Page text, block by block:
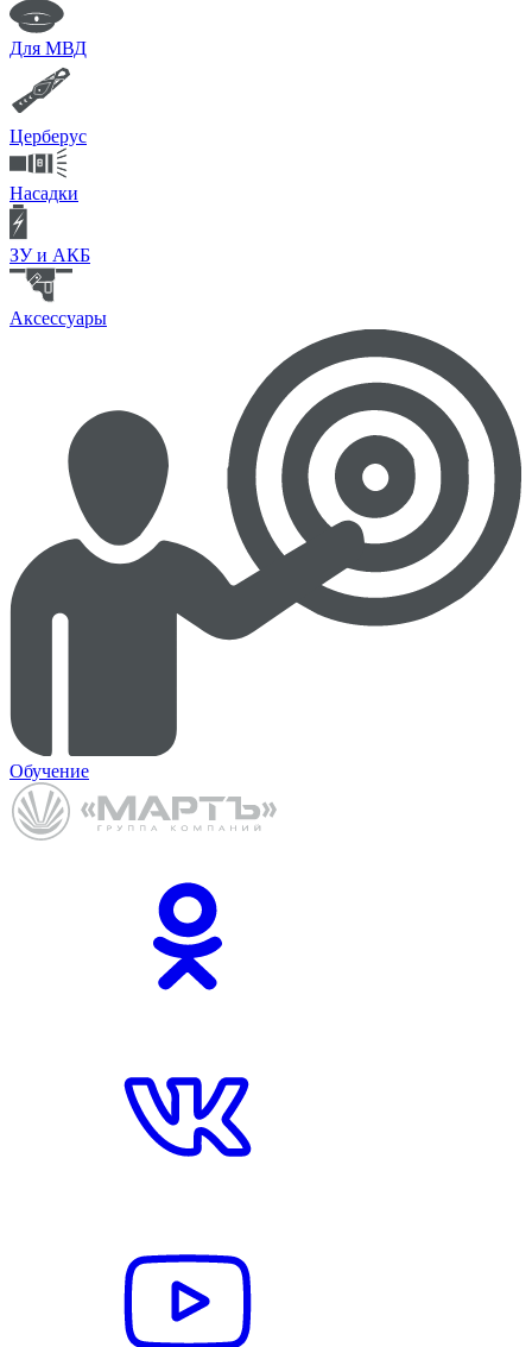
Для МВД
Церберус
Насадки
ЗУ и АКБ
Аксессуары
Обучение